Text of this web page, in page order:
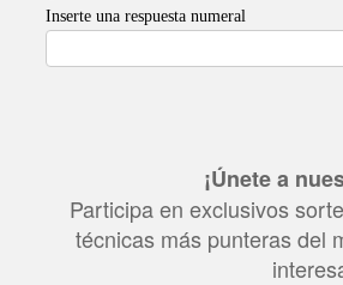
¡Únete a
Participa en exclusivos
técnicas más punteras del